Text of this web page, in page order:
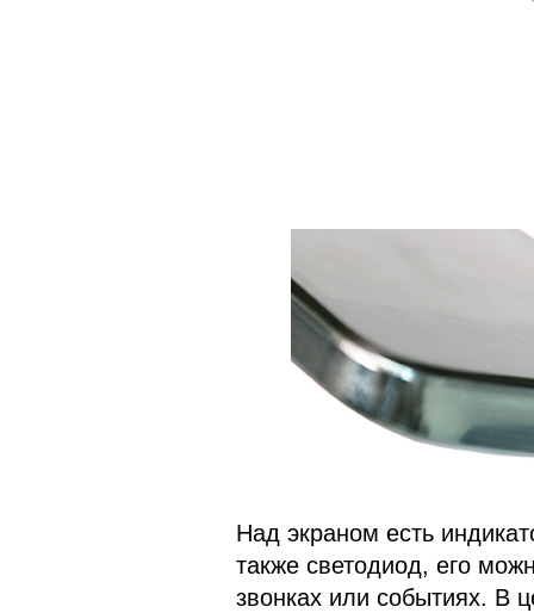
Над экраном есть
также светодиод, его
звонках или событиях. В